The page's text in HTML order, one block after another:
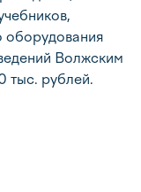
оборудования
Волжским
тыс. рублей.